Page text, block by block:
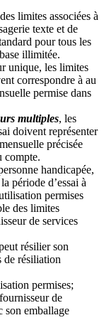
limites associées à
texte et de
pour tous les
illimitée.
unique, les limites
correspondre à au
permise dans
multiples, les
doivent représenter
précisée
compte.
handicapée,
période d’essai à
permises
des limites
de services
résilier son
de résiliation
permises;
de
son emballage